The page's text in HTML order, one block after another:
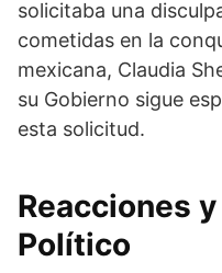
solicitaba una
cometidas en la
mexicana, Claudia
su Gobierno sigue
esta solicitud.
Reacciones
Político